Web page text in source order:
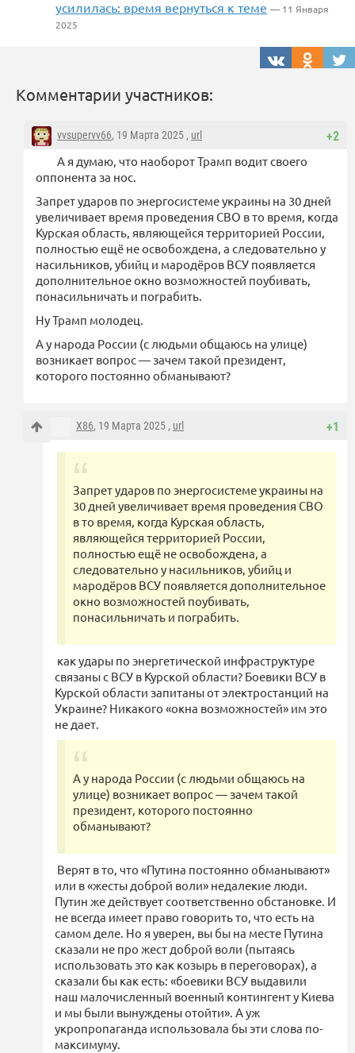
усилилась: время вернуться к теме — 11 Января
2025
Комментарии участников:
+2
vvsupervv66, 19 Марта 2025 , url
А я думаю, что наоборот Трамп водит своего
оппонента за нос.
Запрет ударов по энергосистеме украины на 30 дней
увеличивает время проведения СВО в то время, когда
Курская область, являющейся территорией России,
полностью ещё не освобождена, а следовательно у
насильников, убийц и мародёров ВСУ появляется
дополнительное окно возможностей поубивать,
понасильничать и пограбить.
Ну Трамп молодец.
А у народа России (с людьми общаюсь на улице)
возникает вопрос — зачем такой президент,
которого постоянно обманывают?
+1
X86, 19 Марта 2025 , url
Запрет ударов по энергосистеме украины на
30 дней увеличивает время проведения СВО
в то время, когда Курская область,
являющейся территорией России,
полностью ещё не освобождена, а
следовательно у насильников, убийц и
мародёров ВСУ появляется дополнительное
окно возможностей поубивать,
понасильничать и пограбить.
как удары по энергетической инфраструктуре
связаны с ВСУ в Курской области? Боевики ВСУ в
Курской области запитаны от электростанций на
Украине? Никакого «окна возможностей» им это
не дает.
А у народа России (с людьми общаюсь на
улице) возникает вопрос — зачем такой
президент, которого постоянно
обманывают?
Верят в то, что «Путина постоянно обманывают»
или в «жесты доброй воли» недалекие люди.
Путин же действует соответственно обстановке. И
не всегда имеет право говорить то, что есть на
самом деле. Но я уверен, вы бы на месте Путина
сказали не про жест доброй воли (пытаясь
использовать это как козырь в переговорах), а
сказали бы как есть: «боевики ВСУ выдавили
наш малочисленный военный контингент у Киева
и мы были вынуждены отойти». А уж
укропропаганда использовала бы эти слова по-
максимуму.